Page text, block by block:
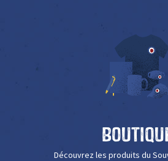
Découvrez les produits du